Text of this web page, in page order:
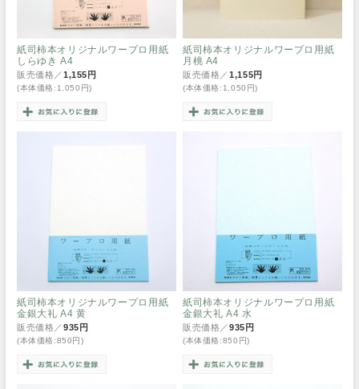
紙司柿本オリジナルワープロ用紙
しらゆき A4
販売価格／1,155円
(本体価格:1,050円)
紙司柿本オリジナルワープロ用紙
月桃 A4
販売価格／1,155円
(本体価格:1,050円)
紙司柿本オリジナルワープロ用紙
金銀大礼 A4 黄
販売価格／935円
(本体価格:850円)
紙司柿本オリジナルワープロ用紙
金銀大礼 A4 水
販売価格／935円
(本体価格:850円)